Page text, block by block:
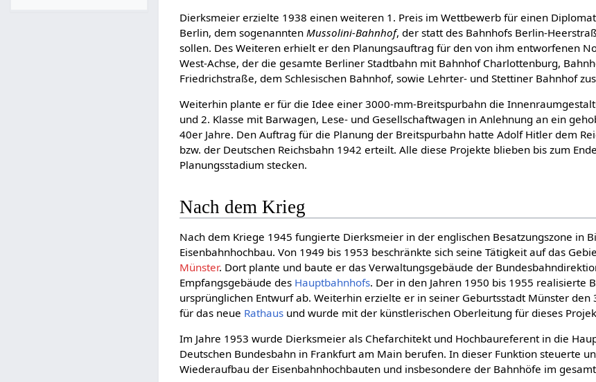
Dierksmeier erzielte 1938 einen weiteren 1. Preis im Wettbewerb für einen
Berlin, dem sogenanntenMussolini-Bahnhof, der statt des Bahnhofs Berlin-
sollen. Des Weiteren erhielt er den Planungsauftrag für den von ihm entworfenen
West-Achse, der die gesamte Berliner Stadtbahn mit Bahnhof Charlottenburg,
Friedrichstraße, dem Schlesischen Bahnhof, sowie Lehrter- und Stettiner Bahnhof
Weiterhin plante er für die Idee einer 3000-mm-Breitspurbahn die
und 2. Klasse mit Barwagen, Lese- und Gesellschaftwagen in Anlehnung an ein
40er Jahre. Den Auftrag für die Planung der Breitspurbahn hatte Adolf Hitler dem
bzw. der Deutschen Reichsbahn 1942 erteilt. Alle diese Projekte blieben bis zum
Planungsstadium stecken.
Nach dem Krieg
Nach dem Kriege 1945 fungierte Dierksmeier in der englischen Besatzungszone in
Eisenbahnhochbau. Von 1949 bis 1953 beschränkte sich seine Tätigkeit auf das
Münster. Dort plante und baute er das Verwaltungsgebäude der
Empfangsgebäude des Hauptbahnhofs. Der in den Jahren 1950 bis 1955 realisierte
ursprünglichen Entwurf ab. Weiterhin erzielte er in seiner Geburtsstadt Münster den
für das neue Rathaus und wurde mit der künstlerischen Oberleitung für dieses
Im Jahre 1953 wurde Dierksmeier als Chefarchitekt und Hochbaureferent in die
Deutschen Bundesbahn in Frankfurt am Main berufen. In dieser Funktion steuerte
Wiederaufbau der Eisenbahnhochbauten und insbesondere der Bahnhöfe im